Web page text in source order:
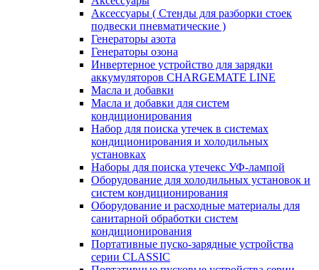
Аксессуары ( Стенды для разборки стоек
подвески пневматические )
Генераторы азота
Генераторы озона
Инвертерное устройство для зарядки
аккумуляторов CHARGEMATE LINE
Масла и добавки
Масла и добавки для систем
кондиционирования
Набор для поиска утечек в системах
кондиционирования и холодильных
установках
Наборы для поиска утечекс УФ-лампой
Оборудование для холодильных установок и
систем кондиционирования
Оборудование и расходные материалы для
санитарной обработки систем
кондиционирования
Портативные пуско-зарядные устройства
серии CLASSIC